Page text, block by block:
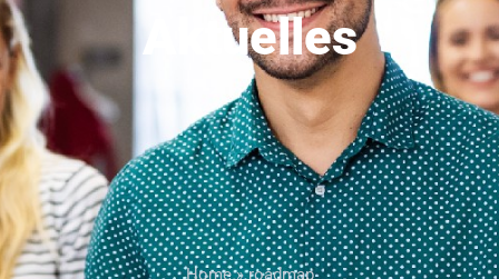
Home»roadmap
Aktuelles